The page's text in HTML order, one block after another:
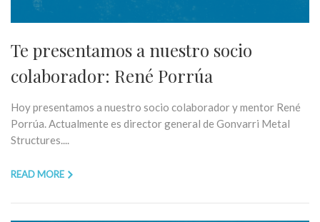
Te presentamos a nuestro socio
colaborador: René Porrúa
Hoy presentamos a nuestro socio colaborador y mentor René
Porrúa. Actualmente es director general de Gonvarri Metal
Structures....
READ MORE